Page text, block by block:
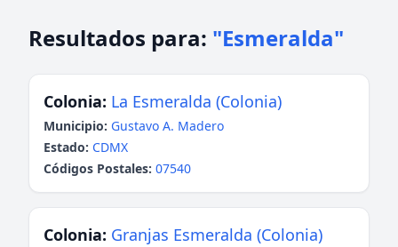
Resultados para: "Esmeralda"
Colonia: La Esmeralda (Colonia)
Municipio: Gustavo A. Madero
Estado: CDMX
Códigos Postales: 07540
Colonia: Granjas Esmeralda (Colonia)